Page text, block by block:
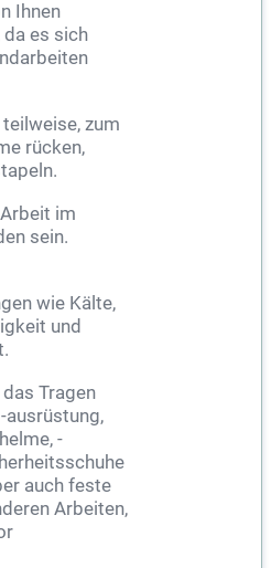
Ihnen
es sich
zum
rücken,
im
sein.
wie Kälte,
und
Tragen
ausrüstung,
-
auch feste
Arbeiten,